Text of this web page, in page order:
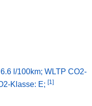
l/100km; WLTP CO2-
Klasse: E; [1]